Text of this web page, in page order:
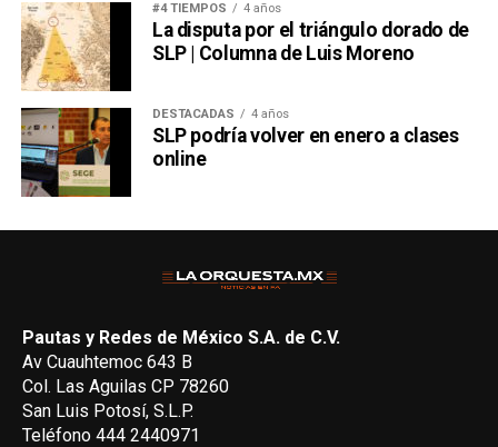
#4 TIEMPOS 4 años
La disputa por el triángulo dorado de
SLP | Columna de Luis Moreno
DESTACADAS 4 años
SLP podría volver en enero a clases
online
Pautas y Redes de México S.A. de C.V.
Av Cuauhtemoc 643 B
Col. Las Aguilas CP 78260
San Luis Potosí, S.L.P.
Teléfono 444 2440971